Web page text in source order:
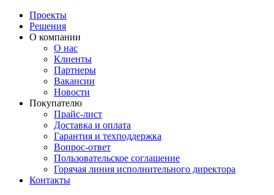
Проекты
Решения
О компании
О нас
Клиенты
Партнеры
Вакансии
Новости
Покупателю
Прайс-лист
Доставка и оплата
Гарантия и техподдержка
Вопрос-ответ
Пользовательское соглашение
Горячая линия исполнительного директора
Контакты